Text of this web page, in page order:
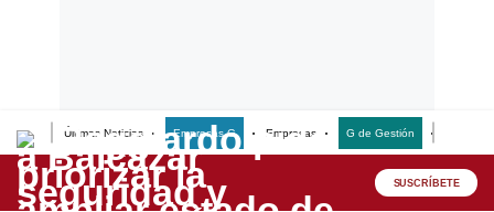
Últimas Noticias Empresas G Empresas G de Gestión
Lo último
Peru Quiosco SUSCRÍBETE